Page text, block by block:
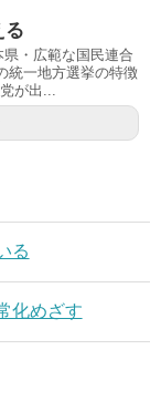
る
・広範な国民連合
一地方選挙の特徴
が出...
る
化めざす